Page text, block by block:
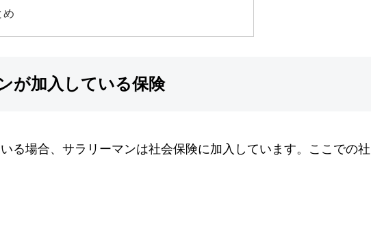
め
が加入している保険
る場合、サラリーマンは社会保険に加入しています。ここでの社